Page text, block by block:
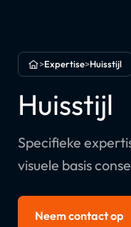
Home
>Expertise>Huisstijl
Huisstijl
Specifieke
visuele basis
Neem contact op